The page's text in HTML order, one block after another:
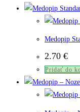
Medopip
2.70 €
Pridať do